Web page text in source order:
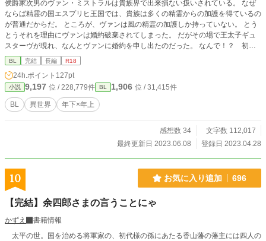
侯爵家次男のヴァン・ミストラルは貴族界で出来損ない扱いされている。 なぜ
ならば精霊の国エスプリヒ王国では、貴族は多くの精霊からの加護を得ているの
が普通だからだ。 ところが、ヴァンは風の精霊の加護しか持っていない。 とう
とうそれを理由にヴァンは婚約破棄されてしまった。 だがその場で王太子ギュ
スターヴが現れ、なんとヴァンに婚約を申し出たのだった。 なんで！？ 初対
面なんですけど！？！？
BL 完結 長編 R18
24h.ポイント 127pt
小説 9,197 位 / 228,779件 BL 1,906 位 / 31,415件
BL 異世界 年下×年上
感想数 34
文字数 112,017
最終更新日 2023.06.08
登録日 2023.04.28
10 お気に入り追加 696
【完結】余四郎さまの言うことにゃ
かずえ
書籍情報
太平の世。国を治める将軍家の、初代様の孫にあたる香山藩の藩主には四人の